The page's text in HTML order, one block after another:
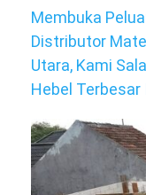
Membuka
Distributor
Utara, Kami
Hebel Terbesar